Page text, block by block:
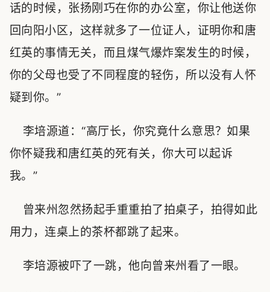
话的时候，张扬刚巧在你的办公室，你让他送你
回向阳小区，这样就多了一位证人，证明你和唐
红英的事情无关，而且煤气爆炸案发生的时候，
你的父母也受了不同程度的轻伤，所以没有人怀
疑到你。”
李培源道：“高厅长，你究竟什么意思？如果
你怀疑我和唐红英的死有关，你大可以起诉
我。”
曾来州忽然扬起手重重拍了拍桌子，拍得如此
用力，连桌上的茶杯都跳了起来。
李培源被吓了一跳，他向曾来州看了一眼。